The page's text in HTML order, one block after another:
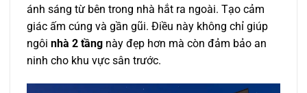
ánh sáng từ bên trong nhà hắt ra ngoài. Tạo cảm
giác ấm cúng và gần gũi. Điều này không chỉ giúp
ngôi nhà 2 tầng này đẹp hơn mà còn đảm bảo an
ninh cho khu vực sân trước.